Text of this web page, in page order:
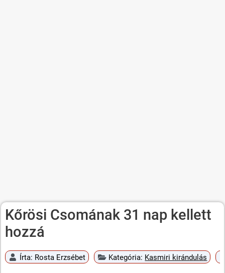
Kőrösi Csomának 31 nap kellett
hozzá
Írta: Rosta Erzsébet Kategória: Kasmiri kirándulás